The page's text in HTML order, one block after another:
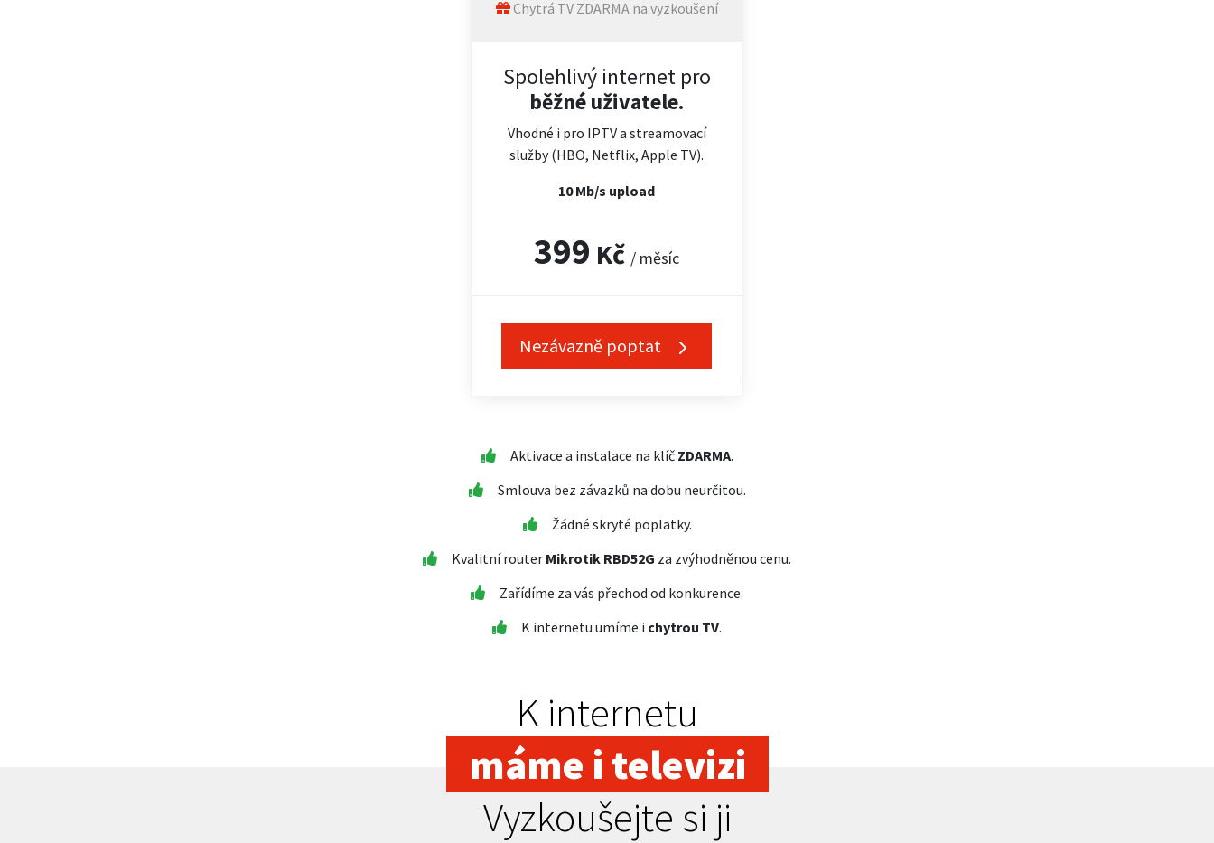
Chytrá TV ZDARMA na vyzkoušení
Spolehlivý internet pro
běžné uživatele.
Vhodné i pro IPTV a streamovací
služby (HBO, Netflix, Apple TV).
10 Mb/s upload
399 Kč / měsíc
Nezávazně poptat
Aktivace a instalace na klíč ZDARMA.
Smlouva bez závazků na dobu neurčitou.
Žádné skryté poplatky.
Kvalitní router Mikrotik RBD52G za zvýhodněnou cenu.
Zařídíme za vás přechod od konkurence.
K internetu umíme i chytrou TV.
K internetu
máme i televizi
Vyzkoušejte si ji